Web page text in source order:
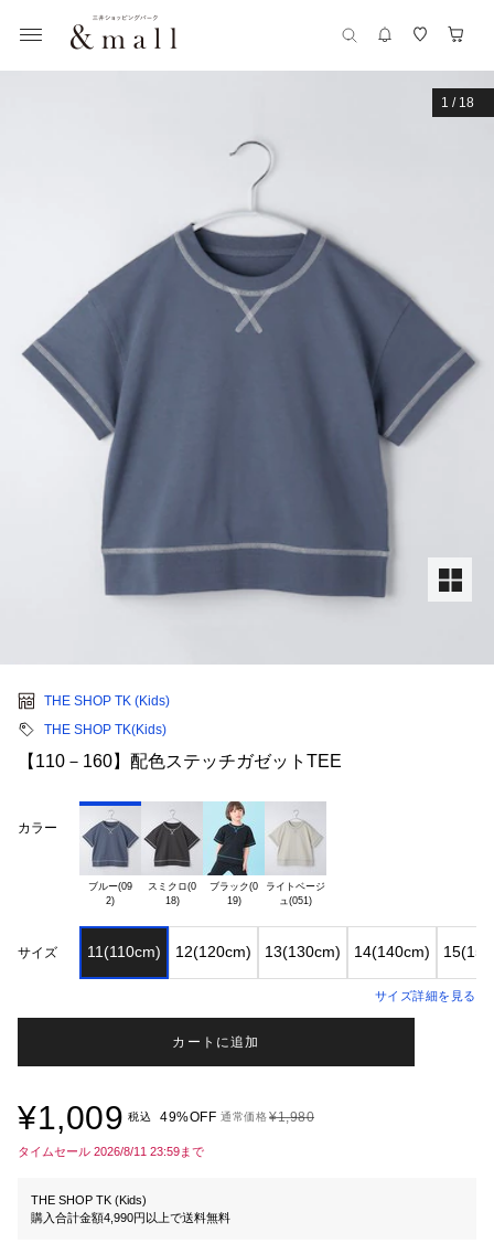
1 / 18
THE SHOP TK (Kids)
THE SHOP TK(Kids)
【110－160】配色ステッチガゼットTEE
カラー
ブルー(09
スミクロ(0
18)
ブラック(0
19)
ライトベージ
サイズ 11(110cm) 12(120cm) 13(130cm) 14(140cm)
サイズ詳細を見る
カートに追加
¥1,009 税込 49%OFF 通常価格¥1,980
タイムセール 2026/8/11 23:59まで
THE SHOP TK (Kids)
購入合計金額4,990円以上で送料無料